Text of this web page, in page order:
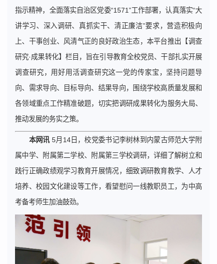
指示精神，全面落实自治区党委“1571”工作部署，认真落实“大
讲学习、深入调研、真抓实干、清正廉洁”要求，营造积极向
上、干事创业、风清气正的良好政治生态，本平台推出【调查
研究·成果转化】栏目，旨在引导教育全校党员、干部扎实开展
调查研究，用好用活调查研究这一党的传家宝，坚持问题导
向、需求导向、目标导向、结果导向，围绕学校高质量发展和
各领域重点工作精准破题，切实把调研成果转化为服务大局、
推动发展的务实之策。
本网讯5月14日，校党委书记李树林到内蒙古师范大学附
属中学、附属第二学校、附属第三学校调研，详细了解树立和
践行正确政绩观学习教育开展情况，细致调研教育教学、人才
培养、校园文化建设等工作，看望慰问一线教职员工，为中高
考备考师生加油鼓劲。